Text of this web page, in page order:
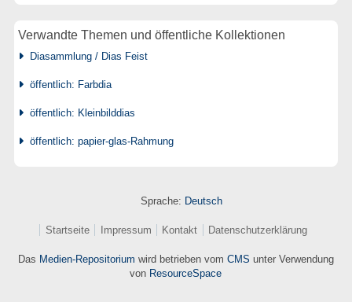
Verwandte Themen und öffentliche Kollektionen
Diasammlung / Dias Feist
öffentlich: Farbdia
öffentlich: Kleinbilddias
öffentlich: papier-glas-Rahmung
Sprache: Deutsch
Startseite Impressum Kontakt Datenschutzerklärung
Das Medien-Repositorium wird betrieben vom CMS unter Verwendung
von ResourceSpace